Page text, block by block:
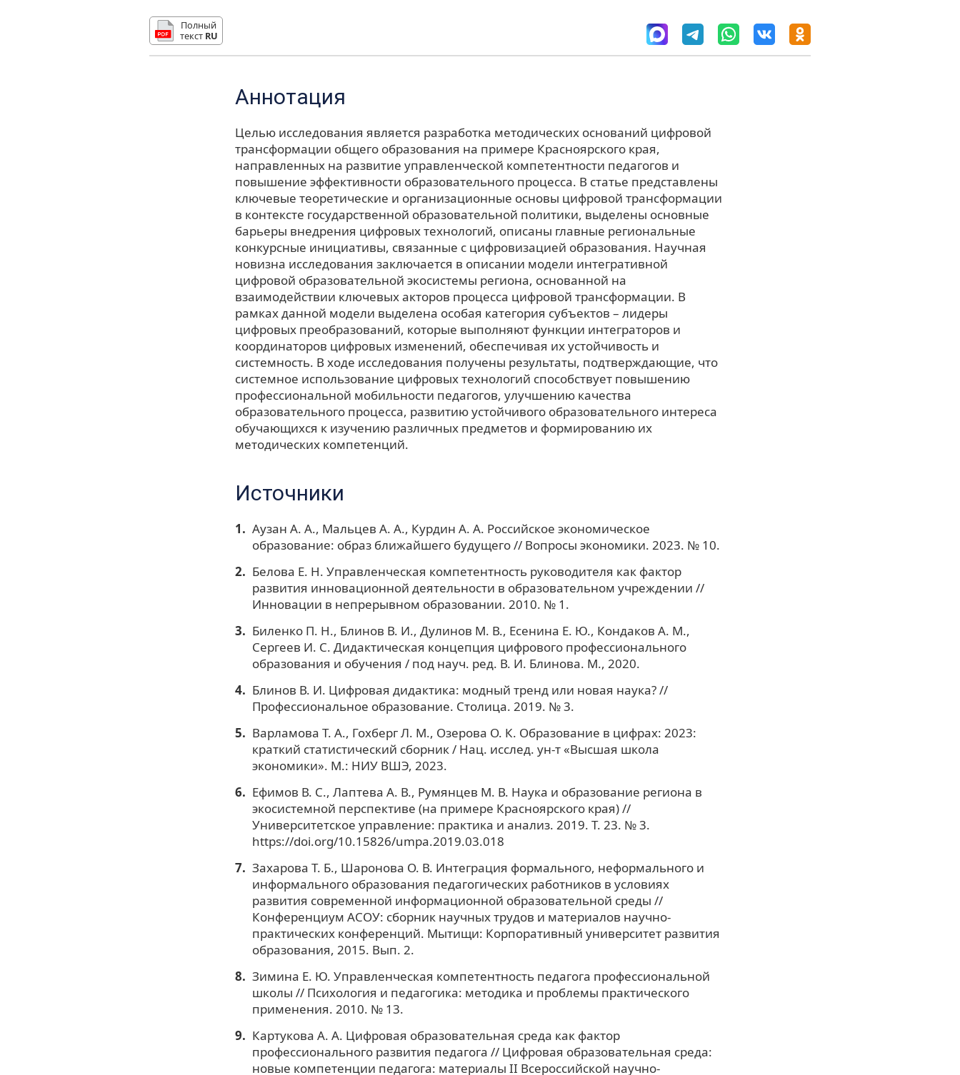
Полный
текст RU
Аннотация
Целью исследования является разработка методических оснований цифровой
трансформации общего образования на примере Красноярского края,
направленных на развитие управленческой компетентности педагогов и
повышение эффективности образовательного процесса. В статье представлены
ключевые теоретические и организационные основы цифровой трансформации
в контексте государственной образовательной политики, выделены основные
барьеры внедрения цифровых технологий, описаны главные региональные
конкурсные инициативы, связанные с цифровизацией образования. Научная
новизна исследования заключается в описании модели интегративной
цифровой образовательной экосистемы региона, основанной на
взаимодействии ключевых акторов процесса цифровой трансформации. В
рамках данной модели выделена особая категория субъектов – лидеры
цифровых преобразований, которые выполняют функции интеграторов и
координаторов цифровых изменений, обеспечивая их устойчивость и
системность. В ходе исследования получены результаты, подтверждающие, что
системное использование цифровых технологий способствует повышению
профессиональной мобильности педагогов, улучшению качества
образовательного процесса, развитию устойчивого образовательного интереса
обучающихся к изучению различных предметов и формированию их
методических компетенций.
Источники
Аузан А. А., Мальцев А. А., Курдин А. А. Российское экономическое
образование: образ ближайшего будущего // Вопросы экономики. 2023. № 10.
Белова Е. Н. Управленческая компетентность руководителя как фактор
развития инновационной деятельности в образовательном учреждении //
Инновации в непрерывном образовании. 2010. № 1.
Биленко П. Н., Блинов В. И., Дулинов М. В., Есенина Е. Ю., Кондаков А. М.,
Сергеев И. С. Дидактическая концепция цифрового профессионального
образования и обучения / под науч. ред. В. И. Блинова. М., 2020.
Блинов В. И. Цифровая дидактика: модный тренд или новая наука? //
Профессиональное образование. Столица. 2019. № 3.
Варламова Т. А., Гохберг Л. М., Озерова О. К. Образование в цифрах: 2023:
краткий статистический сборник / Нац. исслед. ун-т «Высшая школа
экономики». М.: НИУ ВШЭ, 2023.
Ефимов В. С., Лаптева А. В., Румянцев М. В. Наука и образование региона в
экосистемной перспективе (на примере Красноярского края) //
Университетское управление: практика и анализ. 2019. Т. 23. № 3.
https://doi.org/10.15826/umpa.2019.03.018
Захарова Т. Б., Шаронова О. В. Интеграция формального, неформального и
информального образования педагогических работников в условиях
развития современной информационной образовательной среды //
Конференциум АСОУ: сборник научных трудов и материалов научно-
практических конференций. Мытищи: Корпоративный университет развития
образования, 2015. Вып. 2.
Зимина Е. Ю. Управленческая компетентность педагога профессиональной
школы // Психология и педагогика: методика и проблемы практического
применения. 2010. № 13.
Картукова А. А. Цифровая образовательная среда как фактор
профессионального развития педагога // Цифровая образовательная среда:
новые компетенции педагога: материалы II Всероссийской научно-